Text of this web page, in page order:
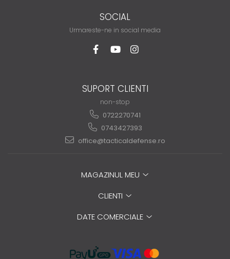
SOCIAL
Urmareste-ne in social media
SUPORT CLIENTI
non-stop
0722270741
0743427393
office@tacticaldefense.ro
MAGAZINUL MEU
CLIENTI
DATE COMERCIALE